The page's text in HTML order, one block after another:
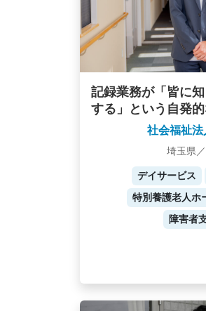
記録業務が「皆に
する」という自発
社会福祉
埼玉県
デイサービス
特別養護老人ホ
障害者